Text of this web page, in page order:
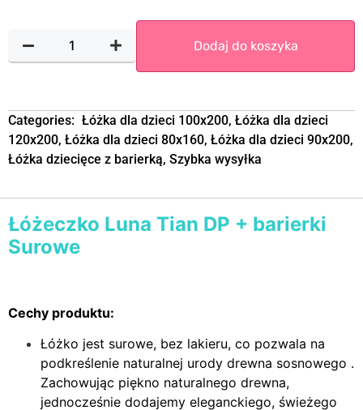
Dodaj do koszyka
Categories: Łóżka dla dzieci 100x200, Łóżka dla dzieci
120x200, Łóżka dla dzieci 80x160, Łóżka dla dzieci 90x200,
Łóżka dziecięce z barierką, Szybka wysyłka
Łóżeczko Luna Tian DP + barierki
Surowe
Cechy produktu:
Łóżko jest surowe, bez lakieru, co pozwala na
podkreślenie naturalnej urody drewna sosnowego .
Zachowując piękno naturalnego drewna,
jednocześnie dodajemy eleganckiego, świeżego